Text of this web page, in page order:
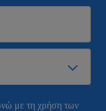
με τη χρήση των